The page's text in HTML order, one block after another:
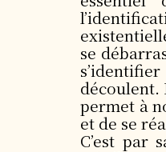
se
découlent.
permet à
et de se
C’est par